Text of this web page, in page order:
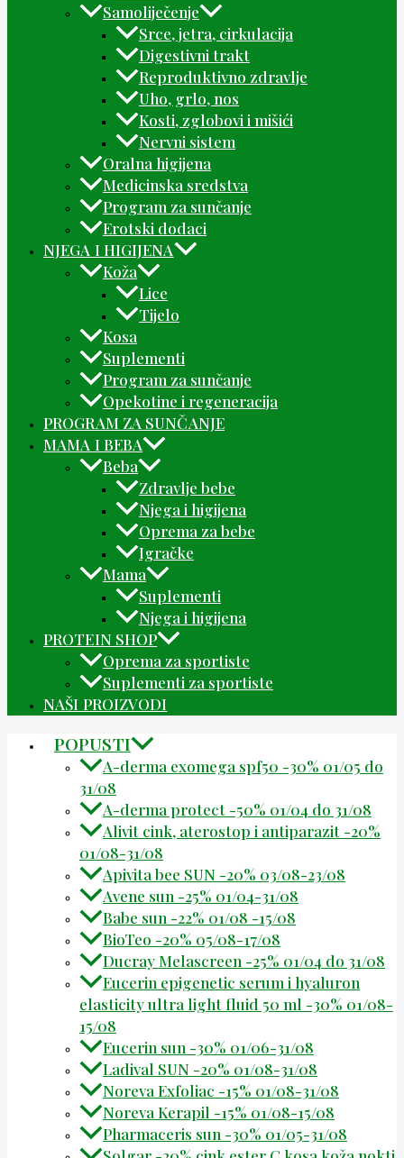
Samoliječenje
Srce, jetra, cirkulacija
Digestivni trakt
Reproduktivno zdravlje
Uho, grlo, nos
Kosti, zglobovi i mišići
Nervni sistem
Oralna higijena
Medicinska sredstva
Program za sunčanje
Erotski dodaci
NJEGA I HIGIJENA
Koža
Lice
Tijelo
Kosa
Suplementi
Program za sunčanje
Opekotine i regeneracija
PROGRAM ZA SUNČANJE
MAMA I BEBA
Beba
Zdravlje bebe
Njega i higijena
Oprema za bebe
Igračke
Mama
Suplementi
Njega i higijena
PROTEIN SHOP
Oprema za sportiste
Suplementi za sportiste
NAŠI PROIZVODI
POPUSTI
A-derma exomega spf50 -30% 01/05 do
31/08
A-derma protect -50% 01/04 do 31/08
Alivit cink, aterostop i antiparazit -20%
01/08-31/08
Apivita bee SUN -20% 03/08-23/08
Avene sun -25% 01/04-31/08
Babe sun -22% 01/08 -15/08
BioTeo -20% 05/08-17/08
Ducray Melascreen -25% 01/04 do 31/08
Eucerin epigenetic serum i hyaluron
elasticity ultra light fluid 50 ml -30% 01/08-
15/08
Eucerin sun -30% 01/06-31/08
Ladival SUN -20% 01/08-31/08
Noreva Exfoliac -15% 01/08-31/08
Noreva Kerapil -15% 01/08-15/08
Pharmaceris sun -30% 01/05-31/08